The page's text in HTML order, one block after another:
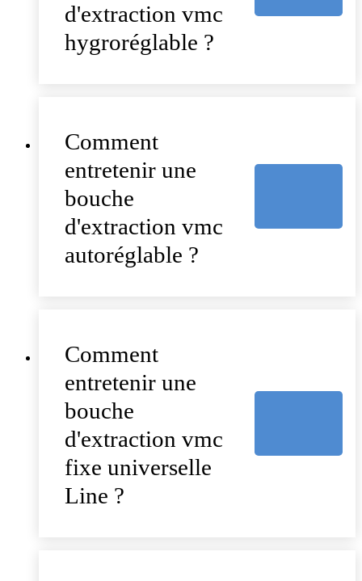
d'extraction vmc
hygroréglable ?
Comment
entretenir une
bouche
d'extraction vmc
autoréglable ?
Comment
entretenir une
bouche
d'extraction vmc
fixe universelle
Line ?